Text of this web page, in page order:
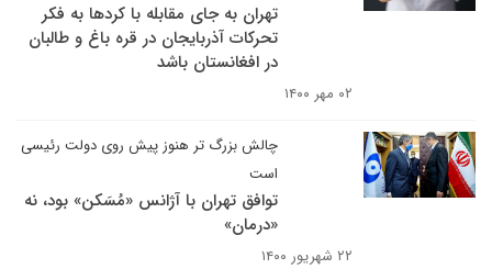
تهران به جای مقابله با کردها به فکر
تحرکات آذربایجان در قره باغ و طالبان
در افغانستان باشد
۰۲ مهر ۱۴۰۰
چالش بزرگ تر هنوز پیش روی دولت رئیسی
است
توافق تهران با آژانس «مُسَکن» بود، نه
«درمان»
۲۲ شهریور ۱۴۰۰